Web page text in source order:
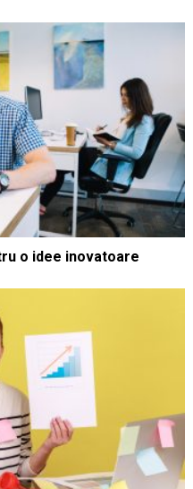
o idee inovatoare